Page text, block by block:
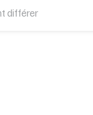
différer